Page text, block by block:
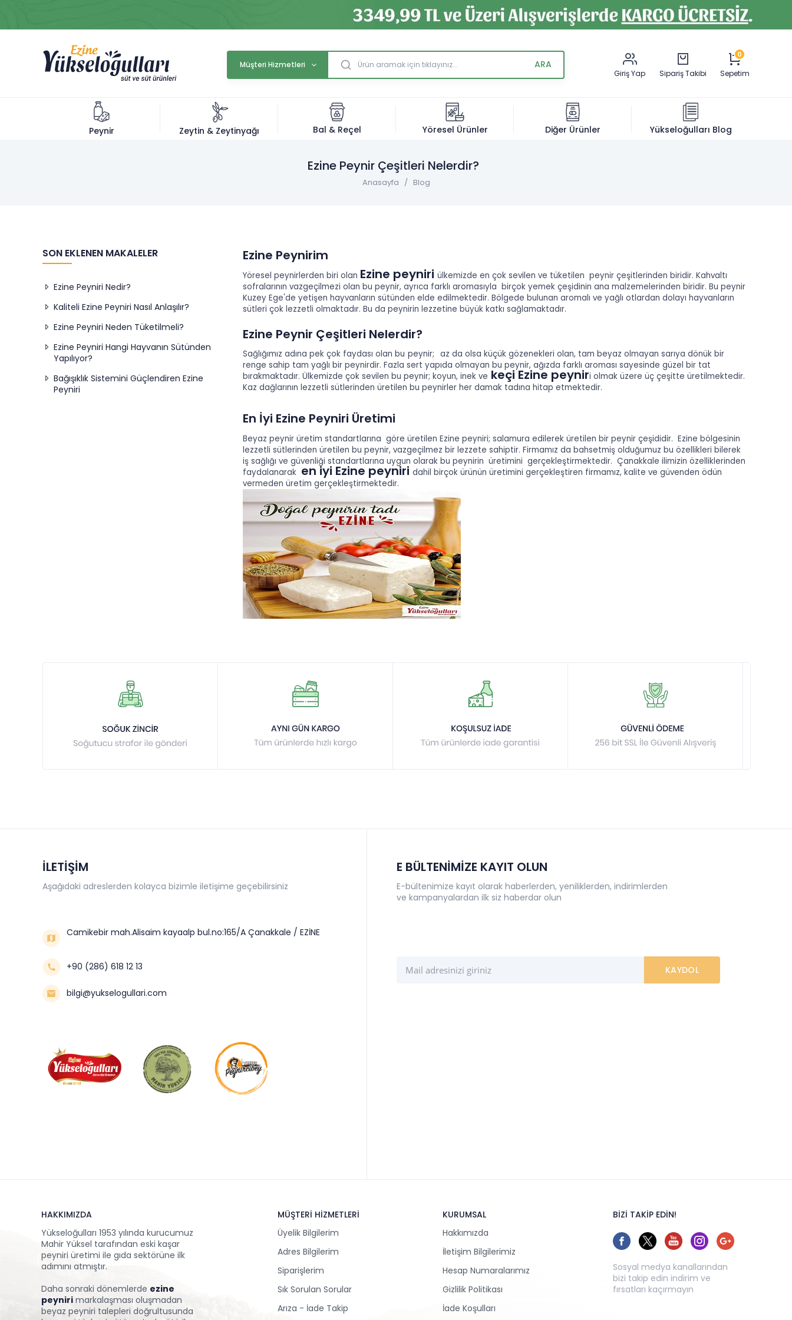
Müşteri Hizmetleri
Giriş Yap
Sipariş Takibi
0
Sepetim
Peynir Zeytin & Zeytinyağı Bal & Reçel Yöresel Ürünler Diğer Ürünler Yükseloğulları Blog
Ezine Peynir Çeşitleri Nelerdir?
Anasayfa Blog
SON EKLENEN MAKALELER
Ezine Peyniri Nedir?
Kaliteli Ezine Peyniri Nasıl Anlaşılır?
Ezine Peyniri Neden Tüketilmeli?
Ezine Peyniri Hangi Hayvanın Sütünden
Yapılıyor?
Bağışıklık Sistemini Güçlendiren Ezine
Peyniri
Ezine Peynirim
Yöresel peynirlerden biri olan Ezine peyniri ülkemizde en çok sevilen ve tüketilen peynir çeşitlerinden biridir. Kahvaltı
sofralarının vazgeçilmezi olan bu peynir, ayrıca farklı aromasıyla birçok yemek çeşidinin ana malzemelerinden biridir. Bu peynir
Kuzey Ege'de yetişen hayvanların sütünden elde edilmektedir. Bölgede bulunan aromalı ve yağlı otlardan dolayı hayvanların
sütleri çok lezzetli olmaktadır. Bu da peynirin lezzetine büyük katkı sağlamaktadır.
Ezine Peynir Çeşitleri Nelerdir?
Sağlığımız adına pek çok faydası olan bu peynir; az da olsa küçük gözenekleri olan, tam beyaz olmayan sarıya dönük bir
renge sahip tam yağlı bir peynirdir. Fazla sert yapıda olmayan bu peynir, ağızda farklı aroması sayesinde güzel bir tat
bırakmaktadır. Ülkemizde çok sevilen bu peynir; koyun, inek ve keçi Ezine peyniri olmak üzere üç çeşitte üretilmektedir.
Kaz dağlarının lezzetli sütlerinden üretilen bu peynirler her damak tadına hitap etmektedir.
En İyi Ezine Peyniri Üretimi
Beyaz peynir üretim standartlarına göre üretilen Ezine peyniri; salamura edilerek üretilen bir peynir çeşididir. Ezine bölgesinin
lezzetli sütlerinden üretilen bu peynir, vazgeçilmez bir lezzete sahiptir. Firmamız da bahsetmiş olduğumuz bu özellikleri bilerek
iş sağlığı ve güvenliği standartlarına uygun olarak bu peynirin üretimini gerçekleştirmektedir. Çanakkale ilimizin özelliklerinden
faydalanarak en iyi Ezine peyniri dahil birçok ürünün üretimini gerçekleştiren firmamız, kalite ve güvenden ödün
vermeden üretim gerçekleştirmektedir.
İLETİŞİM
Aşağıdaki adreslerden kolayca bizimle iletişime geçebilirsiniz
Camikebir mah.Alisaim kayaalp bul.no:165/A Çanakkale / EZİNE
+90 (286) 618 12 13
bilgi@yukselogullari.com
E BÜLTENİMİZE KAYIT OLUN
E-bültenimize kayıt olarak haberlerden, yeniliklerden, indirimlerden
ve kampanyalardan ilk siz haberdar olun
HAKKIMIZDA
Yükseloğulları 1953 yılında kurucumuz
Mahir Yüksel tarafından eski kaşar
peyniri üretimi ile gıda sektörüne ilk
adımını atmıştır.
Daha sonraki dönemlerde ezine
peynirimarkalaşması oluşmadan
beyaz peyniri talepleri doğrultusunda
MÜŞTERİ HİZMETLERİ
Üyelik Bilgilerim
Adres Bilgilerim
Siparişlerim
Sık Sorulan Sorular
Arıza - İade Takip
KURUMSAL
Hakkımızda
İletişim Bilgilerimiz
Hesap Numaralarımız
Gizlilik Politikası
İade Koşulları
BİZİ TAKİP EDİN!
Sosyal medya kanallarından
bizi takip edin indirim ve
fırsatları kaçırmayın